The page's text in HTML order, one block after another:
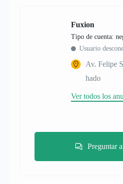
Fuxion
tipo de cuenta:
Usuario
Av. Felipe
hado
Ver todos los
Preguntar